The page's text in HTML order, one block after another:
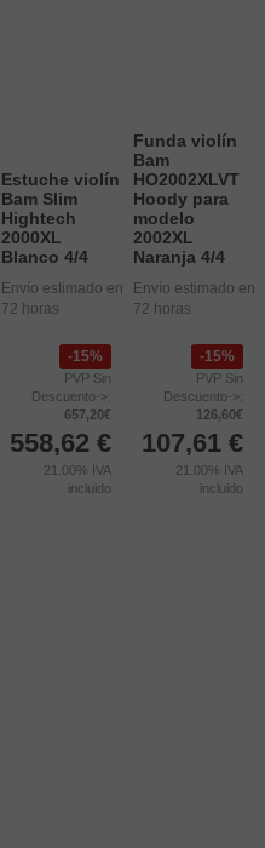
Estuche violín
Bam Slim
Hightech
2000XL
Blanco 4/4
Envío estimado en
72 horas
15%
PVP Sin
Descuento->:
657,20€
558,62 €
21.00% IVA
incluido
Funda violín
Bam
HO2002XLVT
Hoody para
modelo
2002XL
Naranja 4/4
Envío estimado en
72 horas
15%
PVP Sin
Descuento->:
126,60€
107,61 €
21.00% IVA
incluido